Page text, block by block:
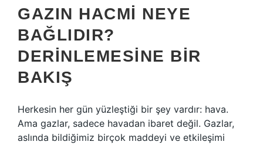
GAZIN HACMI NEYE
BAĞLIDIR?
DERINLEMESINE BIR
BAKIŞ
Herkesin her gün yüzleştiği bir şey vardır: hava.
Ama gazlar, sadece havadan ibaret değil. Gazlar,
aslında bildiğimiz birçok maddeyi ve etkileşimi